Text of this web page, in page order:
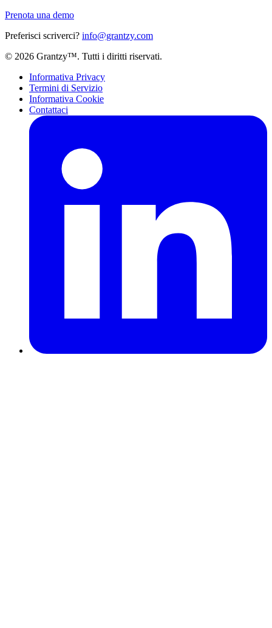
Prenota una demo
Preferisci scriverci? info@grantzy.com
© 2026 Grantzy™. Tutti i diritti riservati.
Informativa Privacy
Termini di Servizio
Informativa Cookie
Contattaci